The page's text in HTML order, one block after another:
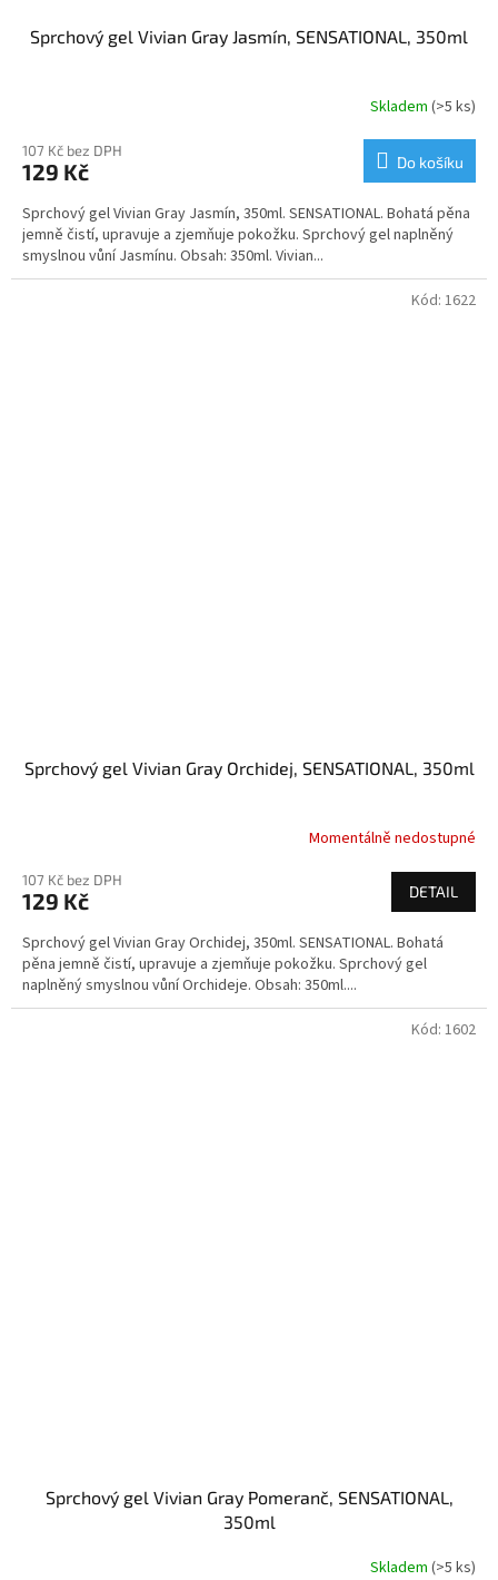
Sprchový gel Vivian Gray Jasmín, SENSATIONAL, 350ml
Skladem (>5 ks)
107 Kč bez DPH
129 Kč Do košíku
Sprchový gel Vivian Gray Jasmín, 350ml. SENSATIONAL. Bohatá pěna
jemně čistí, upravuje a zjemňuje pokožku. Sprchový gel naplněný
smyslnou vůní Jasmínu. Obsah: 350ml. Vivian...
Sprchový gel Vivian Gray Orchidej, SENSATIONAL, 350ml
Momentálně nedostupné
107 Kč bez DPH
129 Kč DETAIL
Sprchový gel Vivian Gray Orchidej, 350ml. SENSATIONAL. Bohatá
pěna jemně čistí, upravuje a zjemňuje pokožku. Sprchový gel
naplněný smyslnou vůní Orchideje. Obsah: 350ml....
Kód: 1622
Sprchový gel Vivian Gray Pomeranč, SENSATIONAL,
350ml
Skladem (>5 ks)
Kód: 1602